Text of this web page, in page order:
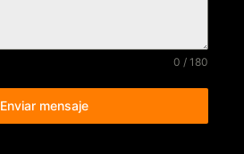
0 / 180
Enviar mensaje